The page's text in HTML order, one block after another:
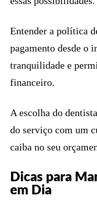
Entender a política
pagamento desde o
tranquilidade e
financeiro.
A escolha do
do serviço com um
caiba no seu
Dicas para
em Dia